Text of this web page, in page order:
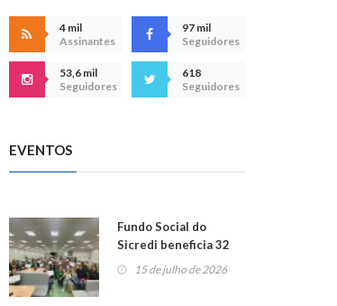
4 mil
Assinantes
97 mil
Seguidores
53,6 mil
Seguidores
618
Seguidores
EVENTOS
Fundo Social do
Sicredi beneficia 32
projetos em
15 de julho de 2026